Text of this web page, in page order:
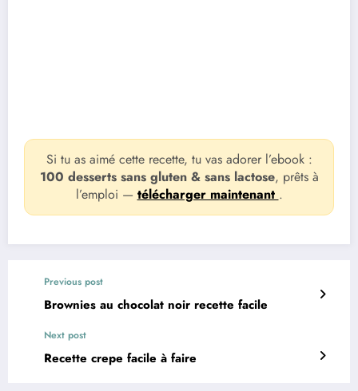
Si tu as aimé cette recette, tu vas adorer l’ebook :
100 desserts sans gluten & sans lactose, prêts à
l’emploi — télécharger maintenant .
Previous post
Brownies au chocolat noir recette facile
Next post
Recette crepe facile à faire